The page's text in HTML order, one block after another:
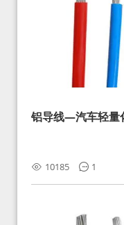
铝导线—汽车轻量
10185 1